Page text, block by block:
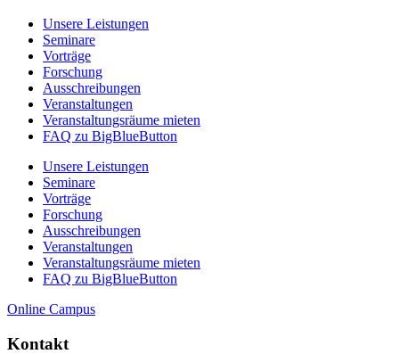
Unsere Leistungen
Seminare
Vorträge
Forschung
Ausschreibungen
Veranstaltungen
Veranstaltungs­räume mieten
FAQ zu BigBlueButton
Unsere Leistungen
Seminare
Vorträge
Forschung
Ausschreibungen
Veranstaltungen
Veranstaltungs­räume mieten
FAQ zu BigBlueButton
Online Campus
Kontakt